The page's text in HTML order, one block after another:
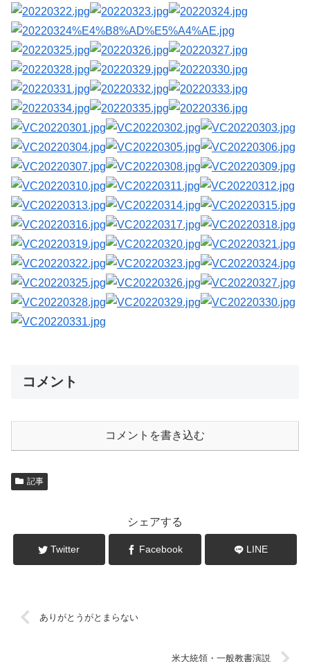
コメント
コメントを書き込む
記事
シェアする
Twitter Facebook LINE
ありがとうがとまらない
米大統領・一般教書演説